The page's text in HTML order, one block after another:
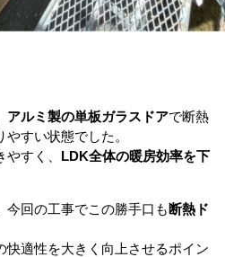
アルミ製の単板ガラスドアで断熱
すい状態でした。
すく、 LDK全体の暖房効率を下
今回の工事でこの勝手口も 断熱ド
快適性を大きく向上させるポイン